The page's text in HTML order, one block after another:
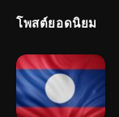
โพสต์ยอดนิยม